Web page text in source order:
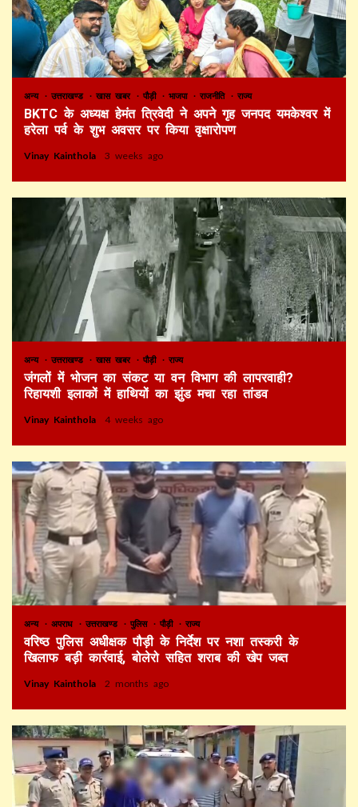
अन्य उत्तराखण्ड खास खबर पौड़ी भाजपा राजनीति राज्य
BKTC के अध्यक्ष हेमंत त्रिवेदी ने अपने गृह जनपद यमकेश्वर में
हरेला पर्व के शुभ अवसर पर किया वृक्षारोपण
Vinay Kainthola 3 weeks ago
अन्य उत्तराखण्ड खास खबर पौड़ी राज्य
जंगलों में भोजन का संकट या वन विभाग की लापरवाही?
रिहायशी इलाकों में हाथियों का झुंड मचा रहा तांडव
Vinay Kainthola 4 weeks ago
अन्य अपराध उत्तराखण्ड पुलिस पौड़ी राज्य
वरिष्ठ पुलिस अधीक्षक पौड़ी के निर्देश पर नशा तस्करी के
खिलाफ बड़ी कार्रवाई, बोलेरो सहित शराब की खेप जब्त
Vinay Kainthola 2 months ago